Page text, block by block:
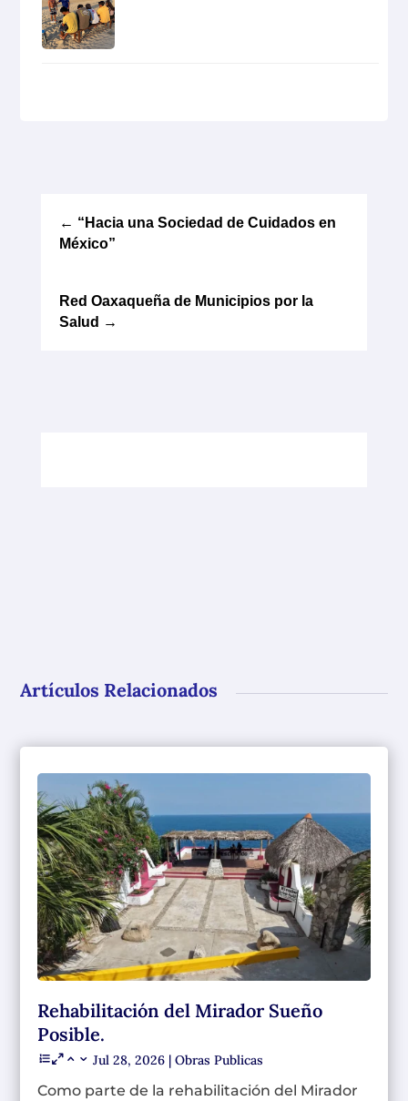
← “Hacia una Sociedad de Cuidados en
México”
Red Oaxaqueña de Municipios por la
Salud →
Artículos Relacionados
Rehabilitación del Mirador Sueño
Posible.
Jul 28, 2026 |Obras Publicas
Como parte de la rehabilitación del Mirador